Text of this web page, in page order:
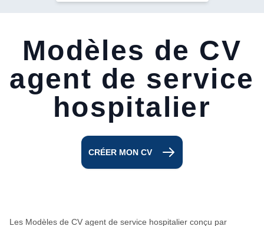
Modèles de CV
agent de service
hospitalier
CRÉER MON CV
Les Modèles de CV agent de service hospitalier conçu par